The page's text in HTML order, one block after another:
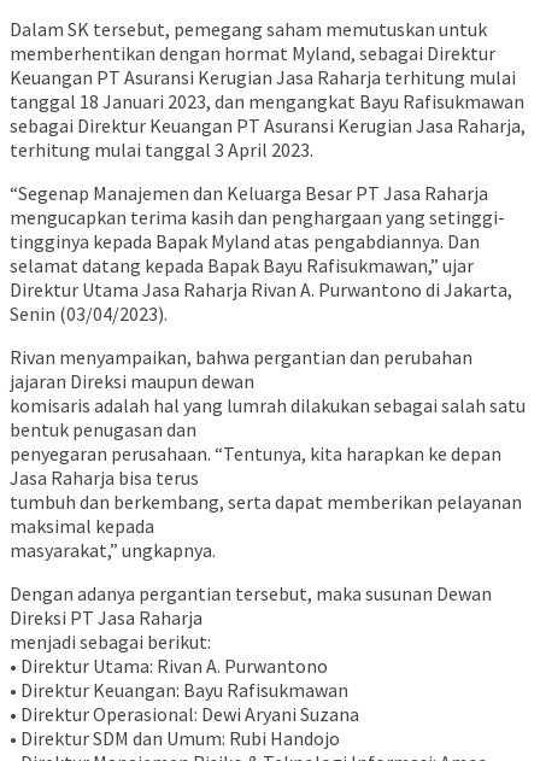
Dalam SK tersebut, pemegang saham memutuskan untuk
memberhentikan dengan hormat Myland, sebagai Direktur
Keuangan PT Asuransi Kerugian Jasa Raharja terhitung mulai
tanggal 18 Januari 2023, dan mengangkat Bayu Rafisukmawan
sebagai Direktur Keuangan PT Asuransi Kerugian Jasa Raharja,
terhitung mulai tanggal 3 April 2023.
“Segenap Manajemen dan Keluarga Besar PT Jasa Raharja
mengucapkan terima kasih dan penghargaan yang setinggi-
tingginya kepada Bapak Myland atas pengabdiannya. Dan
selamat datang kepada Bapak Bayu Rafisukmawan,” ujar
Direktur Utama Jasa Raharja Rivan A. Purwantono di Jakarta,
Senin (03/04/2023).
Rivan menyampaikan, bahwa pergantian dan perubahan
jajaran Direksi maupun dewan
komisaris adalah hal yang lumrah dilakukan sebagai salah satu
bentuk penugasan dan
penyegaran perusahaan. “Tentunya, kita harapkan ke depan
Jasa Raharja bisa terus
tumbuh dan berkembang, serta dapat memberikan pelayanan
maksimal kepada
masyarakat,” ungkapnya.
Dengan adanya pergantian tersebut, maka susunan Dewan
Direksi PT Jasa Raharja
menjadi sebagai berikut:
• Direktur Utama: Rivan A. Purwantono
• Direktur Keuangan: Bayu Rafisukmawan
• Direktur Operasional: Dewi Aryani Suzana
• Direktur SDM dan Umum: Rubi Handojo